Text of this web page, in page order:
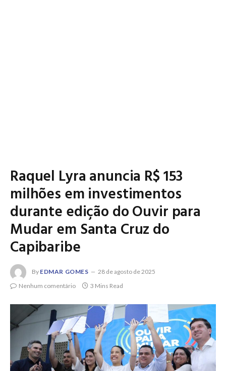
Raquel Lyra anuncia R$ 153
milhões em investimentos
durante edição do Ouvir para
Mudar em Santa Cruz do
Capibaribe
By EDMAR GOMES
28 de agosto de 2025
Nenhum comentário
3 Mins Read